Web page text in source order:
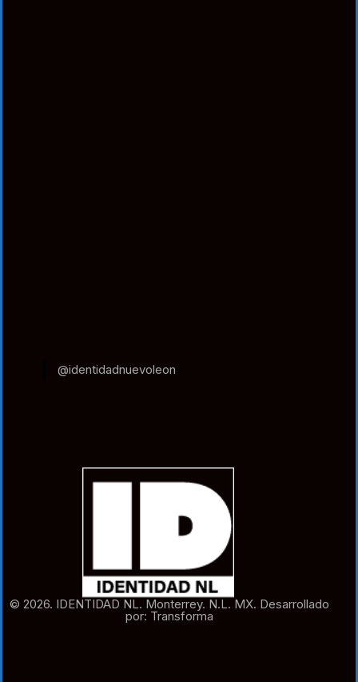
@identidadnuevoleon
© 2026. IDENTIDAD NL. Monterrey. N.L. MX. Desarrollado
por: Transforma